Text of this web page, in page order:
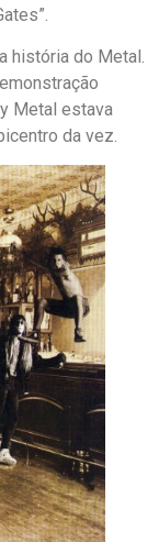
história do Metal.
Metal estava
da vez.